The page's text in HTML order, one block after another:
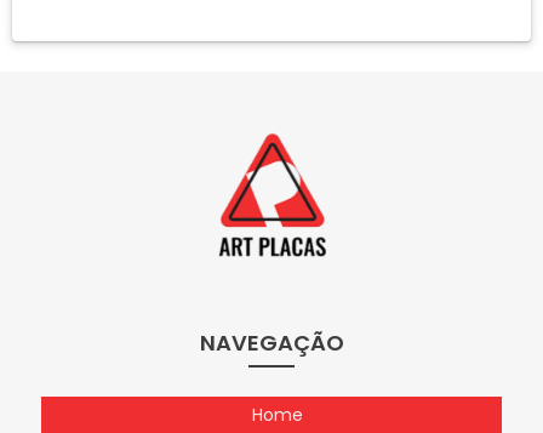
NAVEGAÇÃO
Home